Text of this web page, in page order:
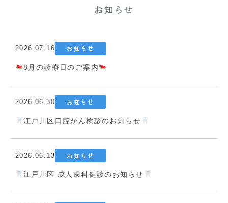
お知らせ
2026.07.16 お知らせ
8月の診療日のご案内
2026.06.30 お知らせ
江戸川区口腔がん検診のお知らせ
2026.06.13 お知らせ
江戸川区 成人歯科健診のお知らせ